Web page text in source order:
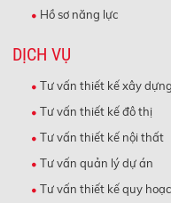
Hồ sơ năng lực
DỊCH VỤ
Tư vấn thiết kế xây
Tư vấn thiết kế đô thị
Tư vấn thiết kế nội thất
Tư vấn quản lý dự án
Tư vấn thiết kế quy